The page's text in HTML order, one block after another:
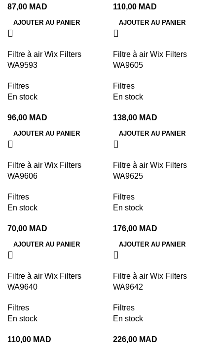
87,00 MAD
AJOUTER AU PANIER
110,00 MAD
AJOUTER AU PANIER
Filtre à air Wix Filters
WA9593
Filtres
En stock
96,00 MAD
AJOUTER AU PANIER
Filtre à air Wix Filters
WA9605
Filtres
En stock
138,00 MAD
AJOUTER AU PANIER
Filtre à air Wix Filters
WA9606
Filtres
En stock
70,00 MAD
AJOUTER AU PANIER
Filtre à air Wix Filters
WA9625
Filtres
En stock
176,00 MAD
AJOUTER AU PANIER
Filtre à air Wix Filters
WA9640
Filtres
En stock
110,00 MAD
Filtre à air Wix Filters
WA9642
Filtres
En stock
226,00 MAD